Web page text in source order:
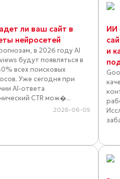
ли ваш сайт в
нейросетей
в 2026 году AI
будут появляться в
всех поисковых
Уже сегодня при
AI-ответа
CTR мож�...
2026-06-05
ИИ
и